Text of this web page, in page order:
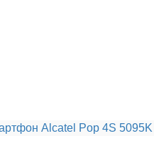
Alcatel Pop 4S 5095K